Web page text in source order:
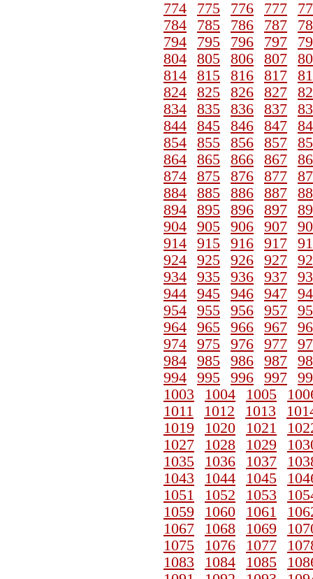
774 775 776 777
784
785 786 787
794
795 796 797
804
805 806 807
814
815 816 817
824
825 826 827
834
835 836 837
844
845 846 847
854
855 856 857
864
865 866 867
874
875 876 877
884
885 886 887
894
895 896 897
904
905 906 907
914
915 916 917
924
925 926 927
934
935 936 937
944
945 946 947
954
955 956 957
964
965 966 967
974
975 976 977
984
985 986 987
994
995 996 997
1003
1004 1005
1011
1012 1013
1019
1020 1021
1027
1028 1029
1035
1036 1037
1043
1044 1045
1051
1052 1053
1059
1060 1061
1067
1068 1069
1075
1076 1077
1083
1084 1085